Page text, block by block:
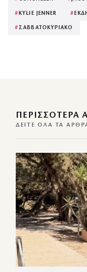
# KYLIE JENNER #
# ΣΑΒΒΑΤΟΚΥΡΙΑΚΟ
ΠΕΡΙΣΣΌΤΕΡΑ
ΔΕΊΤΕ ΌΛΑ ΤΑ